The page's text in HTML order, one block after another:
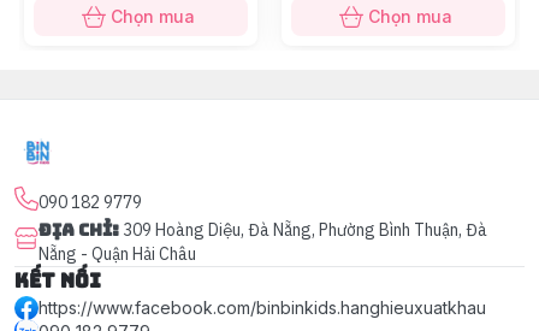
Chọn mua Chọn mua
090 182 9779
Địa chỉ: 309 Hoàng Diệu, Đà Nẵng, Phường Bình Thuận, Đà
Nẵng - Quận Hải Châu
Kết nối
https://www.facebook.com/binbinkids.hanghieuxuatkhau